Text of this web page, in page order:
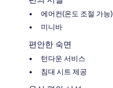
에어컨(온도 조절 가능)
미니바
편안한 숙면
턴다운 서비스
침대 시트 제공